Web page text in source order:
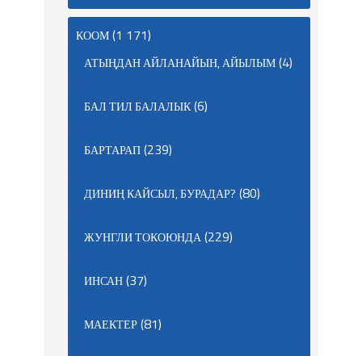
КООМ(1 171)
АТЫҢДАН АЙЛАНАЙЫН, АЙЫЛЫМ(4)
БАЛ ТИЛ БАЛАЛЫК(6)
БАРТАРАП(239)
ДИНИҢ КАЙСЫЛ, БУРАДАР? (80)
ЖУНГЛИ ТОКОЮНДА(229)
ИНСАН(37)
МАЕКТЕР(81)